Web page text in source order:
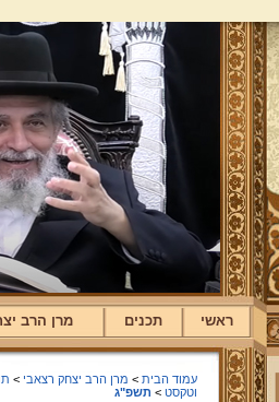
ראשי תכנים מרן הרב
עמוד הבית > מרן הרב יצחק רצאבי >
וטקסט > תשפ"ג